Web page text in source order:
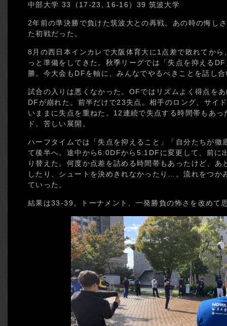
中部大学 33（17-23, 16-16）39 筑波大学
2年前の準決勝で負けた筑波大との再戦。あの時の悔し
た初戦だった。
8月の西日本インカレで大阪体育大に1点差で敗れてか
っと準備をしてきた。秋季リーグでは「失点を抑える
勝。今大会もDFを軸に、みんなでやるべきことを話し
試合の入りは悪くなかった。OFではリズムよく得点を
DFが崩れた。前半だけで23失点。相手のロング、サイ
いままに失点を重ねた。12連続で失点する時間帯もあ
ド。苦しい展開。
ハーフタイムでは「失点を抑えること」「自分たちが徹
て後半へ。途中から6:0DFから5:1DFに変更して、前に
り替えた。何度か点差を詰める時間帯もあったけど、あ
したり、シュートを決めきれなかったり…。流れをつか
ていった。
結果は33-39。トーナメント、一発勝負の怖さを改めて